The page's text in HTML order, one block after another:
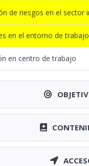
de riesgos en el sector
en el entorno de trabajo
en centro de trabajo